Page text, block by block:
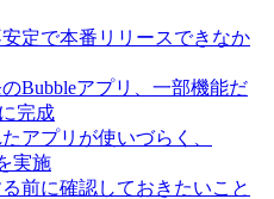
定で本番リリースできなか
Bubbleアプリ、一部機能だ
完成
アプリが使いづらく、
実施
前に確認しておきたいこと